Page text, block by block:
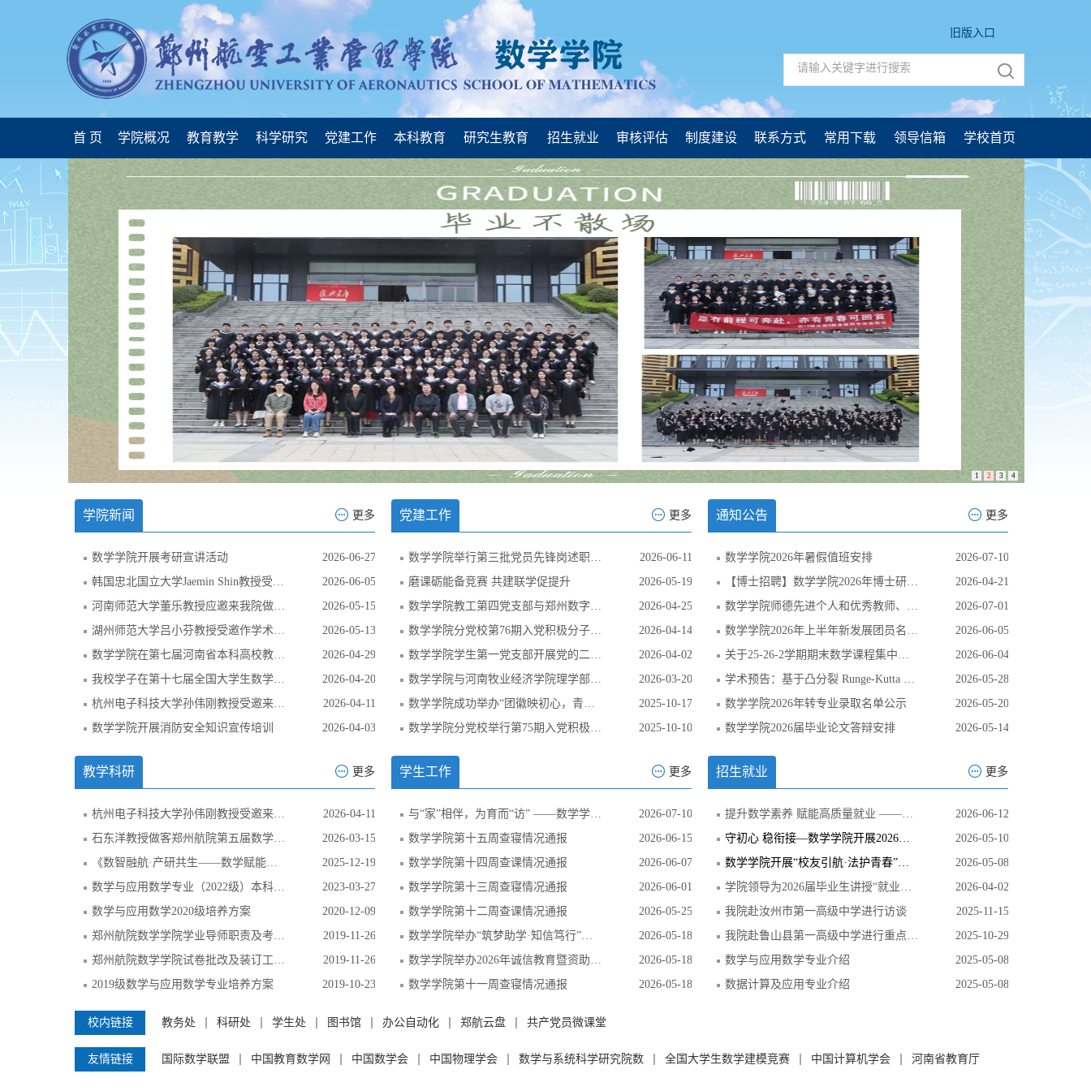
旧版入口
首 页 学院概况 教育教学 科学研究 党建工作 本科教育 研究生教育 招生就业 审核评估 制度建设 联系方式 常用下载 领导信箱 学校首页
1 2 3 4
学院新闻 更多
2026-06-27
数学学院开展考研宣讲活动
2026-06-05
韩国忠北国立大学Jaemin Shin教授受邀来我校作学术报告
2026-05-15
河南师范大学董乐教授应邀来我院做教学专题报告
2026-05-13
湖州师范大学吕小芬教授受邀作学术报告
2026-04-29
数学学院在第七届河南省本科高校教师教学创新大赛中再创佳绩
2026-04-20
我校学子在第十七届全国大学生数学竞赛中斩获全国三等奖
2026-04-11
杭州电子科技大学孙伟刚教授受邀来我校作学术报告
2026-04-03
数学学院开展消防安全知识宣传培训
党建工作 更多
2026-06-11
数学学院举行第三批党员先锋岗述职大会
2026-05-19
磨课砺能备竞赛 共建联学促提升
2026-04-25
数学学院教工第四党支部与郑州数字产业研究院党支部开展结对共建
2026-04-14
数学学院分党校第76期入党积极分子培训班开班
2026-04-02
数学学院学生第一党支部开展党的二十届四中全会精神专题学习
2026-03-20
数学学院与河南牧业经济学院理学部举行党支部结对共建仪式
2025-10-17
数学学院成功举办“团徽映初心，青春谱华章”团学知识竞赛
2025-10-10
数学学院分党校举行第75期入党积极分子培训班开班典礼
通知公告 更多
2026-07-10
数学学院2026年暑假值班安排
2026-04-21
【博士招聘】数学学院2026年博士研究生、高层次人才招聘公告
2026-07-01
数学学院师德先进个人和优秀教师、优秀教育工作者推荐人选公示
2026-06-05
数学学院2026年上半年新发展团员名单公示
2026-06-04
关于25-26-2学期期末数学课程集中辅导答疑安排的通知
2026-05-28
学术预告：基于凸分裂 Runge-Kutta 格式的梯度流高精度能量稳定方法
2026-05-20
数学学院2026年转专业录取名单公示
2026-05-14
数学学院2026届毕业论文答辩安排
教学科研 更多
2026-04-11
杭州电子科技大学孙伟刚教授受邀来我校作学术报告
2026-03-15
石东洋教授做客郑州航院第五届数学文化节首场学术讲座
2025-12-19
《数智融航·产研共生——数学赋能航空航天创新与落地》交流会顺利举行
2023-03-27
​数学与应用数学专业（2022级）本科人才培养方案
2020-12-09
数学与应用数学2020级培养方案
2019-11-26
郑州航院数学学院学业导师职责及考核细则
2019-11-26
郑州航院数学学院试卷批改及装订工作规范
2019-10-23
2019级数学与应用数学专业培养方案
学生工作 更多
2026-07-10
与“家”相伴，为育而“访” ——数学学院2026年暑期家庭经济困难学生走访活动
2026-06-15
数学学院第十五周查寝情况通报
2026-06-07
数学学院第十四周查课情况通报
2026-06-01
数学学院第十三周查寝情况通报
2026-05-25
数学学院第十二周查课情况通报
2026-05-18
数学学院举办“筑梦助学·知信笃行”资助知识大赛
2026-05-18
数学学院举办2026年诚信教育暨资助政策宣讲会
2026-05-18
数学学院第十一周查寝情况通报
招生就业 更多
2026-06-12
提升数学素养 赋能高质量就业 ——数学学院研究生招生宣讲会顺利举办
2026-05-10
守初心 稳衔接—数学学院开展2026届毕业生党员组织关系转移工作部署会议
2026-05-08
数学学院开展“校友引航·法护青春”专题法治安全教育讲座
2026-04-02
学院领导为2026届毕业生讲授“就业第一课”
2025-11-15
我院赴汝州市第一高级中学进行访谈
2025-10-29
我院赴鲁山县第一高级中学进行重点生源高中走访
2025-05-08
数学与应用数学专业介绍
2025-05-08
数据计算及应用专业介绍
校内链接 教务处 科研处 学生处 图书馆 办公自动化 郑航云盘 共产党员微课堂
友情链接 国际数学联盟 中国教育数学网 中国数学会 中国物理学会 数学与系统科学研究院数 全国大学生数学建模竞赛 中国计算机学会 河南省教育厅